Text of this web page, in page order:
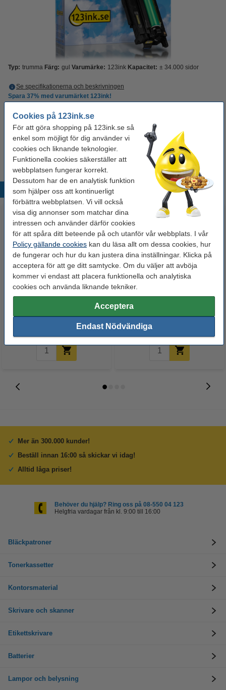
Cookies på 123ink.se
För att göra shopping på 123ink.se så
enkel som möjligt för dig använder vi
cookies och liknande teknologier.
Funktionella cookies säkerställer att
webbplatsen fungerar korrekt.
Dessutom har de en analytisk funktion
som hjälper oss att kontinuerligt
förbättra webbplatsen. Vi vill också
visa dig annonser som matchar dina
intressen och använder därför cookies
för att spåra ditt beteende på och utanför vår webbplats. I vår
Policy gällande cookies kan du läsa allt om dessa cookies, hur
de fungerar och hur du kan justera dina inställningar. Klicka på
acceptera för att ge ditt samtycke. Om du väljer att avböja
kommer vi endast att placera funktionella och analytiska
cookies och använda liknande tekniker.
Acceptera
Endast Nödvändiga
Typ: trumma Färg: gul Varumärke: 123ink Kapacitet: ± 34.000 sidor
Se specifikationerna och beskrivningen
Spara 37% med varumärket 123ink!
Per sida 0,05 kr
1 700 kr Beställ
Populära produkter
Canon WT-A3 waste toner box
9549B002 (varumärket 123ink)
Canon 034 svart trumma
(original)
Mer än 300.000 kunder!
Beställ innan 16:00 så skickar vi idag!
Alltid låga priser!
Behöver du hjälp? Ring oss på 08-550 04 123
Helgfria vardagar från kl. 9:00 till 16:00
Bläckpatroner
Tonerkassetter
Kontorsmaterial
Skrivare och skanner
Etikettskrivare
Batterier
Lampor och belysning